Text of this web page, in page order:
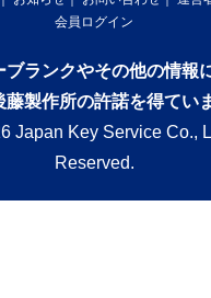
会員ログイン
ブランクやその他の情報
藤製作所の許諾を得てい
Japan Key Service Co.,
Reserved.